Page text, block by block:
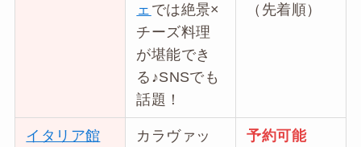
ェ では絶景×
チーズ料理
が堪能でき
る♪SNSでも
話題！
（先着順）
イタリア館
カラヴァッ
予約可能